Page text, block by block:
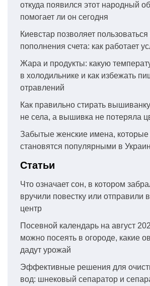
откуда появился этот народный
помогает ли он сегодня
Киевстар позволяет
пополнения счета: как работает
Жара и продукты: какую
в холодильнике и как избежать
отравлений
Как правильно стирать
не села, а вышивка не потеряла
Забытые женские имена, которые
становятся популярными в
Статьи
Что означает сон, в котором
вручили повестку или отправили
центр
Посевной календарь на август
можно посеять в огороде, какие
дадут урожай
Эффективные решения для
вод: шнековый сепаратор и